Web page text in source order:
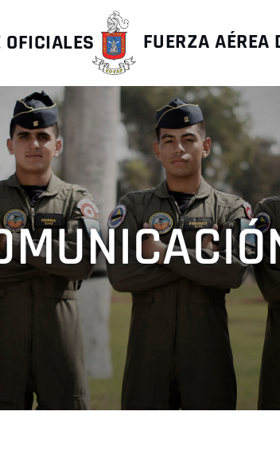
OFICIALES FUERZA AÉREA